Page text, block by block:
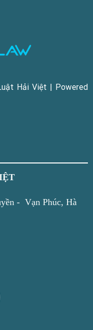
Hải Việt | Powered
- Vạn Phúc, Hà